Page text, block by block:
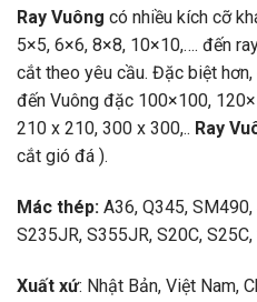
Ray Vuông có nhiều kích cỡ
5×5, 6×6, 8×8, 10×10,…. đến
cắt theo yêu cầu. Đặc biệt
đến Vuông đặc 100×100,
210 x 210, 300 x 300,.. Ray
cắt gió đá ).
Mác thép: A36, Q345,
S235JR, S355JR, S20C,
Xuất xứ: Nhật Bản, Việt Nam,